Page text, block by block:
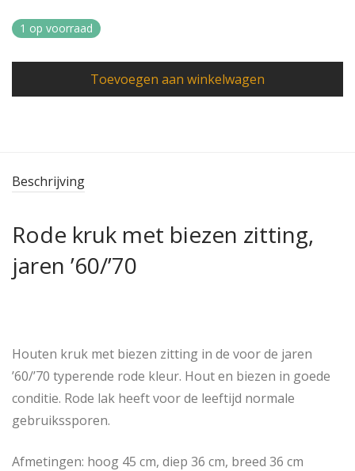
1 op voorraad
Toevoegen aan winkelwagen
Beschrijving
Rode kruk met biezen zitting,
jaren ’60/’70
Houten kruk met biezen zitting in de voor de jaren
’60/’70 typerende rode kleur. Hout en biezen in goede
conditie. Rode lak heeft voor de leeftijd normale
gebruikssporen.
Afmetingen: hoog 45 cm, diep 36 cm, breed 36 cm